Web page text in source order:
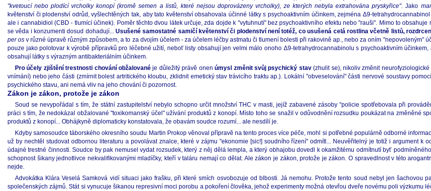
"kvetoucí nebo plodící vrcholky konopí (kromě semen a listů, které nejsou doprovázeny vrcholky), ze kterých nebyla extrahována pryskyřice". Jako
květenství či plodenství odrůd, vyšlechtěných tak, aby tato květenství obsahovala účinné látky s psychoaktivním účinkem, zejména Δ9-
ale i cannabidiol (CBD - tlumící účinek). Poměr těchto dvou látek určuje, zda dojde k "vytuhnutí" bez psychoaktivního efektu nebo "rauši". Mimo to
se věda i konzumenti dosud dohadují...Usušené samostatné samičí květenství či plodenství není totéž, co usušená celá rostlina včetně listů,
per os v různé úpravě různým způsobem, a to za dvojím účelem - za účelem léčby astmatu či tlumení bolesti při rakovině ap., nebo za oním "nepovoleným"
pouze jako polotovar k výrobě přípravků pro léčebné užití, neboť listy obsahují jen velmi málo onoho Δ9-tetrahydrocannabinolu s psychoaktivním
obsahují látky s výrazným antibakteriálním účinkem.
Pro účely zjištění trestnosti chování obžalované je důležitý právě onenúmysl změnit svůj psychický stav(zhulit se), nikoliv změnit
vnímání) nebo jeho části (zmírnit bolest artritického kloubu, zklidnit emetický stav trávicího traktu ap.). Lokální "obveselování" části nervové soustavy
psychického stavu, ani nemá vliv na jeho chování či pozornost.
Zákon je zákon, protože je zákon
Soud se nevypořádal s tím, že státní zastupitelství nebylo schopno určit množství THC v masti, jejíž zabavené zásoby "policie spotřebovala při
práci s tím, že nedokázal obžalované "toxikomanský účel" užívání produktů z konopí. Místo toho se snažil v odůvodnění rozsudku poukázat na změněné
produktů z konopí... Obhájkyně diplomaticky konstatovala, že obavám soudce rozumí... ale nesdílí je.
Kdyby samosoudce táborského okresního soudu Martin Prokop věnoval přípravě na tento proces více péče, mohl si potřebné populárně odborné
už by nechtěl studovat odbornou literaturu a povolávat znalce, které v zájmu "ekonomie [sic!] soudního řízení" odmítl... Neuvěřitelný je totiž i argument k
údajné trestné činnosti. Soudce by pak nemusel vydat rozsudek, který z něj dělá lempla, a který obhajobu dovedl k okamžitému odmítnutí byť
schopnost šikany jednotlivce nekvalifikovanými mladíčky, kteří v taláru nemají co dělat. Ale zákon je zákon, protože je zákon. O spravedlnost v této
nejde.
Advokátka Klára Veselá Samková vidí situaci jako frašku, při které smích osvobozuje od blbosti. Já nemohu. Protože tento soud nebyl jen šachovou
společenských zájmů. Stát si vynucuje šikanou represivní moci porobu a pokoření člověka, jehož experimenty možná otevřou dveře novému poli výzkumu